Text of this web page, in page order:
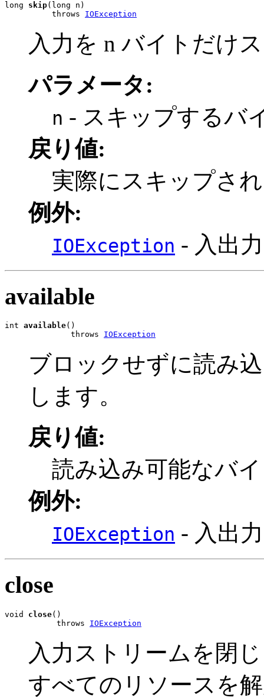
long skip(long n)
          throws
IOException
入力を n バイトだけ
パラメータ:
n - スキップするバ
戻り値:
実際にスキップさ
例外:
IOException - 入出
available
int available()
              throws
IOException
ブロックせずに読み
します。
戻り値:
読み込み可能なバ
例外:
IOException - 入出
close
void close()
           throws
IOException
入力ストリームを閉
すべてのリソースを